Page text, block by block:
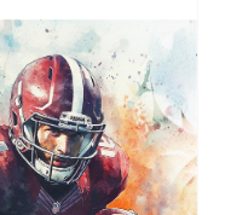
יפה,
משהו
בסדר
תלוי
ליתר
המשיך
— טוב,
וחיכיתי.